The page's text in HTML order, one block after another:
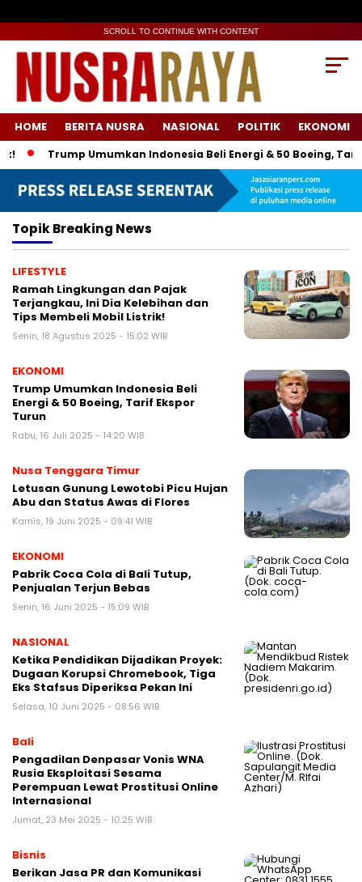
SCROLL TO CONTINUE WITH CONTENT
HOME BERITA NUSRA NASIONAL POLITIK EKONOMI
Trump Umumkan Indonesia Beli Energi & 50 Boeing, Tarif
TopikBreaking News
LIFESTYLE
Ramah Lingkungan dan Pajak
Terjangkau, Ini Dia Kelebihan dan
Tips Membeli Mobil Listrik!
Senin, 18 Agustus 2025 - 15:02 WIB
EKONOMI
Trump Umumkan Indonesia Beli
Energi & 50 Boeing, Tarif Ekspor
Turun
Rabu, 16 Juli 2025 - 14:20 WIB
Nusa Tenggara Timur
Letusan Gunung Lewotobi Picu Hujan
Abu dan Status Awas di Flores
Kamis, 19 Juni 2025 - 09:41 WIB
EKONOMI
Pabrik Coca Cola di Bali Tutup,
Penjualan Terjun Bebas
Senin, 16 Juni 2025 - 15:09 WIB
NASIONAL
Ketika Pendidikan Dijadikan Proyek:
Dugaan Korupsi Chromebook, Tiga
Eks Stafsus Diperiksa Pekan Ini
Selasa, 10 Juni 2025 - 08:56 WIB
Bali
Pengadilan Denpasar Vonis WNA
Rusia Eksploitasi Sesama
Perempuan Lewat Prostitusi Online
Internasional
Jumat, 23 Mei 2025 - 10:25 WIB
Bisnis
Berikan Jasa PR dan Komunikasi